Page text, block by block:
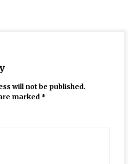
will not be published.
marked *